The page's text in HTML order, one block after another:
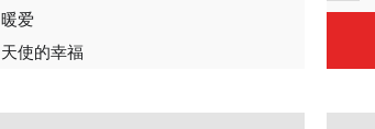
暖爱
天使的幸福